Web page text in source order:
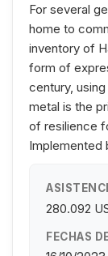
For several
home to
inventory of
form of
century,
metal is the
of resilience
Implemented
280.092
FECHAS